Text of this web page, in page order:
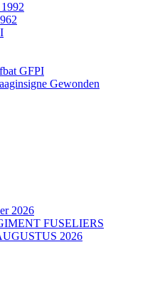
GFPI
Gewonden
2026
FUSELIERS
2026